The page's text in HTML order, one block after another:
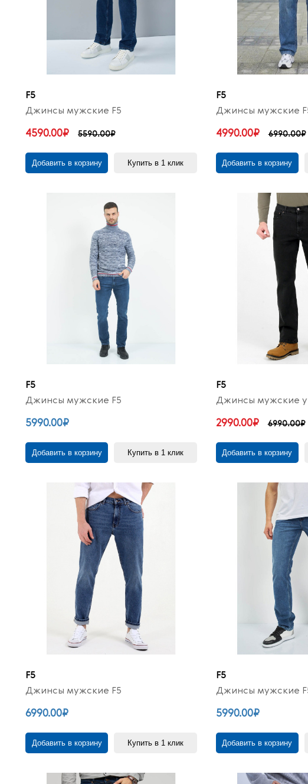
F5
Джинсы мужские F5
4590.00₽ 5590.00₽
Добавить в корзину Купить в 1 клик
F5
Джинсы мужские
4990.00₽ 6990.00₽
Добавить в корзину
F5
Джинсы мужские F5
5990.00₽
Добавить в корзину Купить в 1 клик
F5
Джинсы мужские
2990.00₽ 6990.00₽
Добавить в корзину
F5
Джинсы мужские F5
6990.00₽
Добавить в корзину Купить в 1 клик
F5
Джинсы мужские
5990.00₽
Добавить в корзину